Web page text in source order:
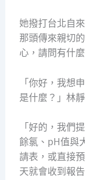
她撥打台北自
那頭傳來親切
心，請問有什
「你好，我想
是什麼？」林
「好的，我們
餘氯、pH值與
請表，或直接
天就會收到報